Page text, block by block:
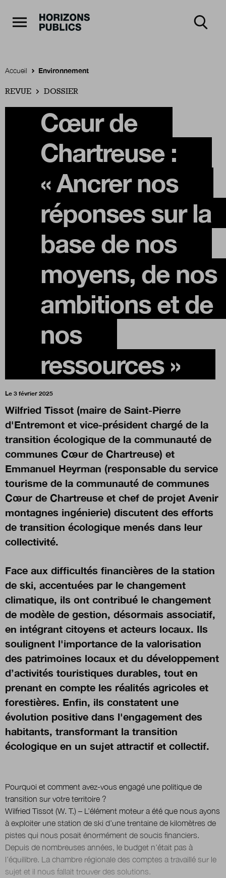
Accueil
Rubriques
Numéros
Boutique
Qui sommes-nous ?
Nous contacter
Newsletter
Renseignez votre email afin de suivre l'actualité de la
Nous suivre sur Twittersur
Accueil Environnement
REVUE DOSSIER
Cœur de
Chartreuse :
« Ancrer nos
réponses sur la
base de nos
moyens, de nos
ambitions et de
nos
ressources »
Le 3 février 2025
Wilfried Tissot (maire de Saint-Pierre
d'Entremont et vice-président chargé de la
transition écologique de la communauté de
communes Cœur de Chartreuse) et
Emmanuel Heyrman (responsable du service
tourisme de la communauté de communes
Cœur de Chartreuse et chef de projet Avenir
montagnes ingénierie) discutent des efforts
de transition écologique menés dans leur
collectivité.
Face aux difficultés financières de la station
de ski, accentuées par le changement
climatique, ils ont contribué le changement
de modèle de gestion, désormais associatif,
en intégrant citoyens et acteurs locaux. Ils
soulignent l'importance de la valorisation
des patrimoines locaux et du développement
d’activités touristiques durables, tout en
prenant en compte les réalités agricoles et
forestières. Enfin, ils constatent une
évolution positive dans l'engagement des
habitants, transformant la transition
écologique en un sujet attractif et collectif.
Pourquoi et comment avez-vous engagé une politique de
transition sur votre territoire ?
Wilfried Tissot (W. T.) – L’élément moteur a été que nous ayons
à exploiter une station de ski d’une trentaine de kilomètres de
pistes qui nous posait énormément de soucis financiers.
Depuis de nombreuses années, le budget n’était pas à
l’équilibre. La chambre régionale des comptes a travaillé sur le
sujet et il nous fallait trouver des solutions.